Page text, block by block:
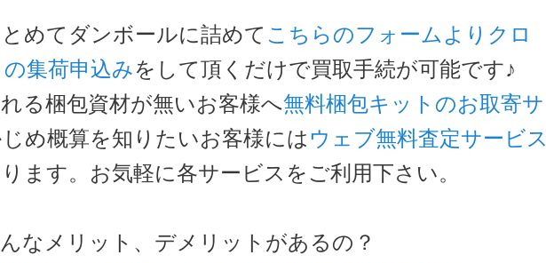
めてダンボールに詰めて こちらのフォームよりクロ
集荷申込みをして頂くだけで買取手続が可能です♪
る梱包資材が無いお客様へ無料梱包キットのお取寄サ
め概算を知りたいお客様にはウェブ無料査定サービス
ます。お気軽に各サービスをご利用下さい。
なメリット、デメリットがあるの？